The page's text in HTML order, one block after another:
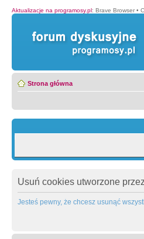
Aktualizacje na programosy.pl: Brave Browser •
Strona główna
Usuń cookies utworzone
Jesteś pewny, że chcesz usunąć